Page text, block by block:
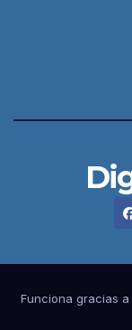
Funciona gracias a